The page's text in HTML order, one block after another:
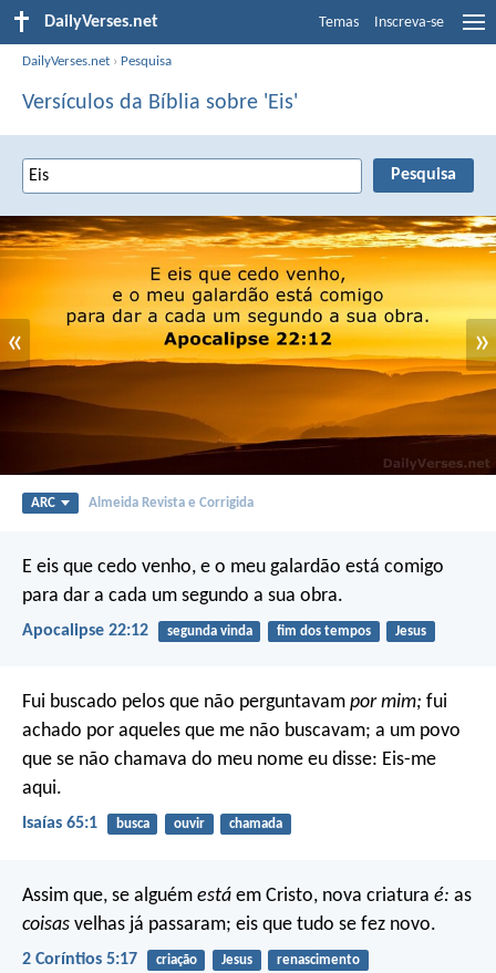
DailyVerses.net Temas Inscreva-se
DailyVerses.net › Pesquisa
Versículos da Bíblia sobre 'Eis'
« »
ARC Almeida Revista e Corrigida
E eis que cedo venho, e o meu galardão está comigo
para dar a cada um segundo a sua obra.
Apocalipse 22:12 segunda vinda fim dos tempos Jesus
Fui buscado pelos que não perguntavam por mim; fui
achado por aqueles que me não buscavam; a um povo
que se não chamava do meu nome eu disse: Eis-me
aqui.
Isaías 65:1 busca ouvir chamada
Assim que, se alguém está em Cristo, nova criatura é: as
coisas velhas já passaram; eis que tudo se fez novo.
2 Coríntios 5:17 criação Jesus renascimento